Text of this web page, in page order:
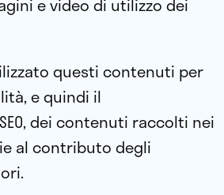
e video di utilizzo dei
questi contenuti per
e quindi il
dei contenuti raccolti nei
al contributo degli